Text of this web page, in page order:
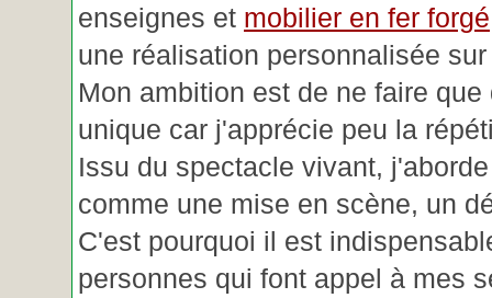
enseignes et mobilier en fer forgé
une réalisation personnalisée
Mon ambition est de ne faire que
unique car j'apprécie peu la
Issu du spectacle vivant,
comme une mise en scène, un
C'est pourquoi il est
personnes qui font appel à mes